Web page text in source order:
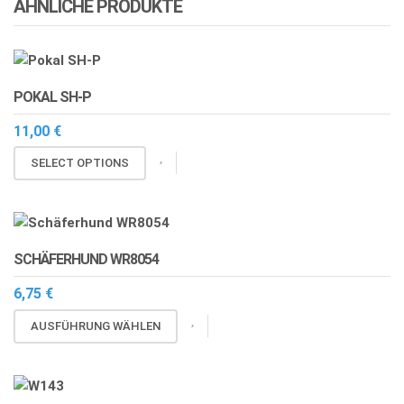
ÄHNLICHE PRODUKTE
POKAL SH-P
11,00 €
SELECT OPTIONS
SCHÄFERHUND WR8054
6,75 €
AUSFÜHRUNG WÄHLEN
Dieses
Produkt